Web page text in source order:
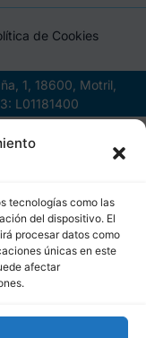
tecnologías como las
del dispositivo. El
procesar datos como
únicas en este
afectar
de Cookies
1, 18600, Motril,
L01181400